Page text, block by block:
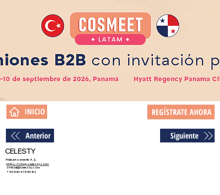
INICIO
Anterior
CELESTY
Maba Kozmetik A.Ş.
https://shop.celesty.com/
official@celesty.com
+90 530 415 50 82
REGÍSTRATE AHORA
Siguiente